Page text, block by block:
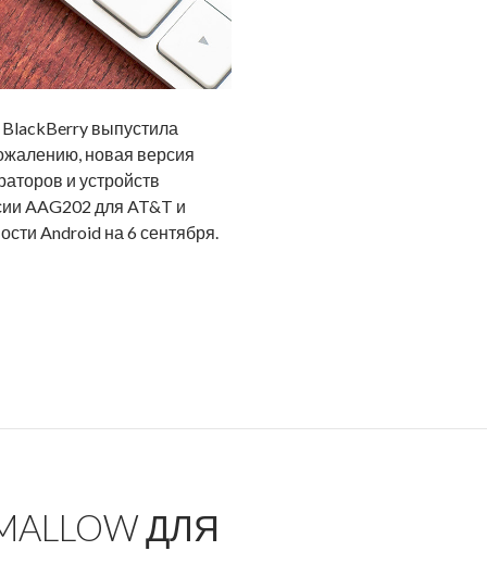
выпустила
новая версия
и устройств
AAG202 для AT&T и
Android на 6 сентября.
ДЛЯ